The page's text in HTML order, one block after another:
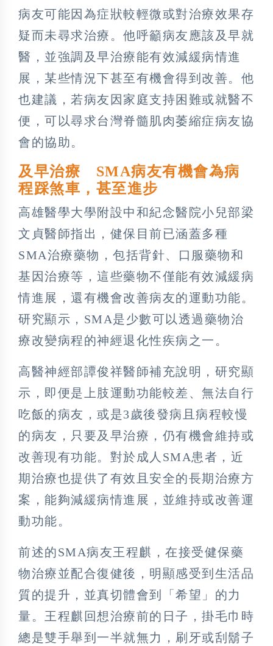
病友可能因為症狀較輕微或對治療效果存
疑而未尋求治療。他呼籲病友應該及早就
醫，並強調及早治療能有效減緩病情進
展，某些情況下甚至有機會得到改善。他
也建議，若病友因家庭支持困難或就醫不
便，可以尋求台灣脊髓肌肉萎縮症病友協
會的協助。
及早治療 SMA病友有機會為病
程踩煞車，甚至進步
高雄醫學大學附設中和紀念醫院小兒部梁
文貞醫師指出，健保目前已涵蓋多種
SMA治療藥物，包括背針、口服藥物和
基因治療等，這些藥物不僅能有效減緩病
情進展，還有機會改善病友的運動功能。
研究顯示，SMA是少數可以透過藥物治
療改變病程的神經退化性疾病之一。
高醫神經部譚俊祥醫師補充說明，研究顯
示，即便是上肢運動功能較差、無法自行
吃飯的病友，或是3歲後發病且病程較慢
的病友，只要及早治療，仍有機會維持或
改善現有功能。對於成人SMA患者，近
期治療也提供了有效且安全的長期治療方
案，能夠減緩病情進展，並維持或改善運
動功能。
前述的SMA病友王程麒，在接受健保藥
物治療並配合復健後，明顯感受到生活品
質的提升，並真切體會到「希望」的力
量。王程麒回想治療前的日子，掛毛巾時
總是雙手舉到一半就無力，刷牙或刮鬍子